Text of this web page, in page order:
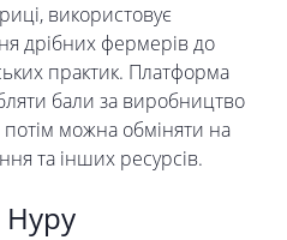
використовує
дрібних фермерів до
практик. Платформа
бали за виробництво
потім можна обміняти на
та інших ресурсів.
Нуру